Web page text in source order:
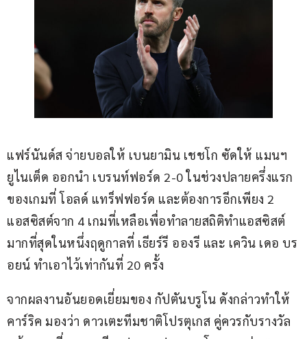
แฟร์นันด์ส จ่ายบอลให้ เบนยามิน เชชโก ซัดให้ แมนฯ
ยูไนเต็ด ออกนำ เบรนท์ฟอร์ด 2-0 ในช่วงปลายครึ่งแรก
ของเกมที่ โอลด์ แทร็ฟฟอร์ด และต้องการอีกเพียง 2
แอสซิสต์จาก 4 เกมที่เหลือเพื่อทำลายสถิติทำแอสซิสต์
มากที่สุดในหนึ่งฤดูกาลที่ เธียร์รี อองรี และ เควิน เดอ บร
อยน์ ทำเอาไว้เท่ากันที่ 20 ครั้ง
จากผลงานอันยอดเยี่ยมของ กัปตันบรูโน ดังกล่าวทำให้
คาร์ริค มองว่า ดาวเตะทีมชาติโปรตุเกส คู่ควรกับรางวัล